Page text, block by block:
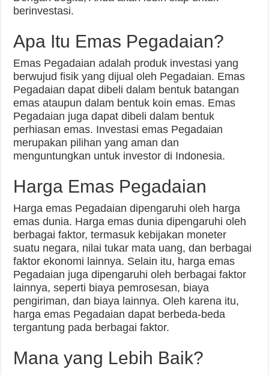
berinvestasi.
Apa Itu Emas Pegadaian?
Emas Pegadaian adalah produk investasi yang
berwujud fisik yang dijual oleh Pegadaian. Emas
Pegadaian dapat dibeli dalam bentuk batangan
emas ataupun dalam bentuk koin emas. Emas
Pegadaian juga dapat dibeli dalam bentuk
perhiasan emas. Investasi emas Pegadaian
merupakan pilihan yang aman dan
menguntungkan untuk investor di Indonesia.
Harga Emas Pegadaian
Harga emas Pegadaian dipengaruhi oleh harga
emas dunia. Harga emas dunia dipengaruhi oleh
berbagai faktor, termasuk kebijakan moneter
suatu negara, nilai tukar mata uang, dan berbagai
faktor ekonomi lainnya. Selain itu, harga emas
Pegadaian juga dipengaruhi oleh berbagai faktor
lainnya, seperti biaya pemrosesan, biaya
pengiriman, dan biaya lainnya. Oleh karena itu,
harga emas Pegadaian dapat berbeda-beda
tergantung pada berbagai faktor.
Mana yang Lebih Baik?